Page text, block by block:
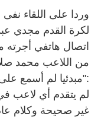
وردا على اللقاء
لكرة القدم مجدي
اتصال هاتفي
من اللاعب محمد
:"مبدئيا لم أسمع
لم يتقدم أي لاعب
غير صحيحة وكلام